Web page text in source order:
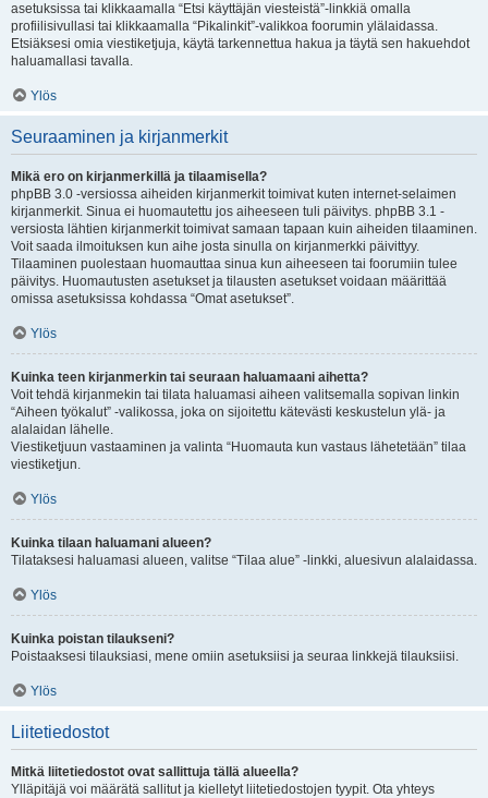
asetuksissa tai klikkaamalla “Etsi käyttäjän viesteistä”-linkkiä omalla
profiilisivullasi tai klikkaamalla “Pikalinkit”-valikkoa foorumin ylälaidassa.
Etsiäksesi omia viestiketjuja, käytä tarkennettua hakua ja täytä sen hakuehdot
haluamallasi tavalla.
Ylös
Seuraaminen ja kirjanmerkit
Mikä ero on kirjanmerkillä ja tilaamisella?
phpBB 3.0 -versiossa aiheiden kirjanmerkit toimivat kuten internet-selaimen
kirjanmerkit. Sinua ei huomautettu jos aiheeseen tuli päivitys. phpBB 3.1 -
versiosta lähtien kirjanmerkit toimivat samaan tapaan kuin aiheiden tilaaminen.
Voit saada ilmoituksen kun aihe josta sinulla on kirjanmerkki päivittyy.
Tilaaminen puolestaan huomauttaa sinua kun aiheeseen tai foorumiin tulee
päivitys. Huomautusten asetukset ja tilausten asetukset voidaan määrittää
omissa asetuksissa kohdassa “Omat asetukset”.
Ylös
Kuinka teen kirjanmerkin tai seuraan haluamaani aihetta?
Voit tehdä kirjanmekin tai tilata haluamasi aiheen valitsemalla sopivan linkin
“Aiheen työkalut” -valikossa, joka on sijoitettu kätevästi keskustelun ylä- ja
alalaidan lähelle.
Viestiketjuun vastaaminen ja valinta “Huomauta kun vastaus lähetetään” tilaa
viestiketjun.
Ylös
Kuinka tilaan haluamani alueen?
Tilataksesi haluamasi alueen, valitse “Tilaa alue” -linkki, aluesivun alalaidassa.
Ylös
Kuinka poistan tilaukseni?
Poistaaksesi tilauksiasi, mene omiin asetuksiisi ja seuraa linkkejä tilauksiisi.
Ylös
Liitetiedostot
Mitkä liitetiedostot ovat sallittuja tällä alueella?
Ylläpitäjä voi määrätä sallitut ja kielletyt liitetiedostojen tyypit. Ota yhteys